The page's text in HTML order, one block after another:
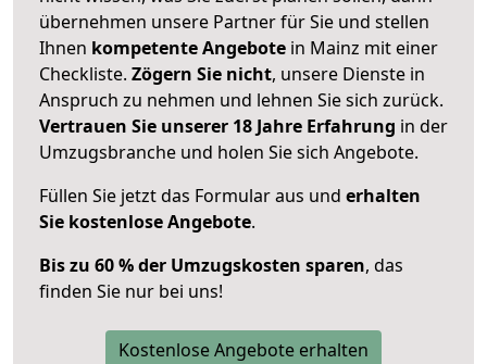
übernehmen unsere Partner für Sie und stellen
Ihnen kompetente Angebote in Mainz mit einer
Checkliste. Zögern Sie nicht, unsere Dienste in
Anspruch zu nehmen und lehnen Sie sich zurück.
Vertrauen Sie unserer 18 Jahre Erfahrung in der
Umzugsbranche und holen Sie sich Angebote.
Füllen Sie jetzt das Formular aus und erhalten
Sie kostenlose Angebote.
Bis zu 60 % der Umzugskosten sparen, das
finden Sie nur bei uns!
Kostenlose Angebote erhalten